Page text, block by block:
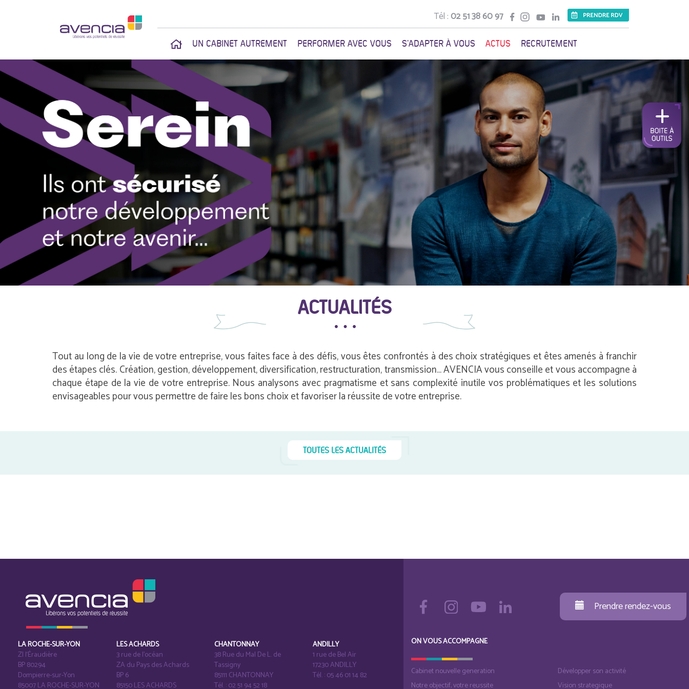
Tél :02 51 38 60 97
UN CABINET AUTREMENT PERFORMER AVEC VOUS S'ADAPTER À VOUS ACTUS RECRUTEMENT
ACTUALITÉS
Tout au long de la vie de votre entreprise, vous faites face à des défis, vous êtes confrontés à des choix stratégiques et êtes amenés à franchir
des étapes clés. Création, gestion, développement, diversification, restructuration, transmission… AVENCIA vous conseille et vous accompagne à
chaque étape de la vie de votre entreprise. Nous analysons avec pragmatisme et sans complexité inutile vos problématiques et les solutions
envisageables pour vous permettre de faire les bons choix et favoriser la réussite de votre entreprise.
TOUTES LES ACTUALITÉS
LA ROCHE-SUR-YON
ZI l‘Éraudière
BP 80294
Dompierre-sur-Yon
85007 LA ROCHE-SUR-YON
LES ACHARDS
3 rue de l’océan
ZA du Pays des Achards
BP 6
85150 LES ACHARDS
CHANTONNAY
38 Rue du Mal De L. de
Tassigny
85111 CHANTONNAY
Tél. : 02 51 94 52 18
ANDILLY
1 rue de Bel Air
17230 ANDILLY
Tél. : 05 46 01 14 82
Prendre rendez-vous
ON VOUS ACCOMPAGNE
Cabinet nouvelle generation
Notre objectif, votre reussite
Développer son activité
Vision strategique